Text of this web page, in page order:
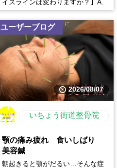
イスラインは変わりますか？】A.
はい、変化を感じる方も多いです
✨美容鍼で顔まわ...
ユーザーブログ
2026/08/07
いちょう街道整骨院
顎の痛み疲れ 食いしばり
美容鍼
朝起きると顎がだるい…そんな症